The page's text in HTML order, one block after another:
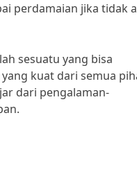
perdamaian jika tidak
sesuatu yang bisa
kuat dari semua
dari pengalaman-